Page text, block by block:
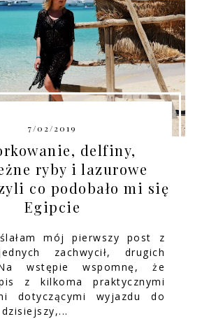
7/02/2019
delfiny,
ryby i lazurowe
co podobało mi się
Egipcie
mój pierwszy post z
zachwycił, drugich
wstępie wspomnę, że
z kilkoma praktycznymi
dotyczącymi wyjazdu do